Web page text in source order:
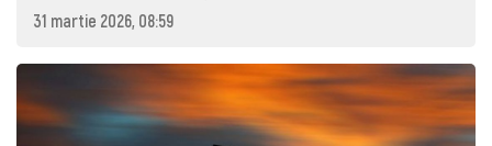
31 martie 2026, 08:59